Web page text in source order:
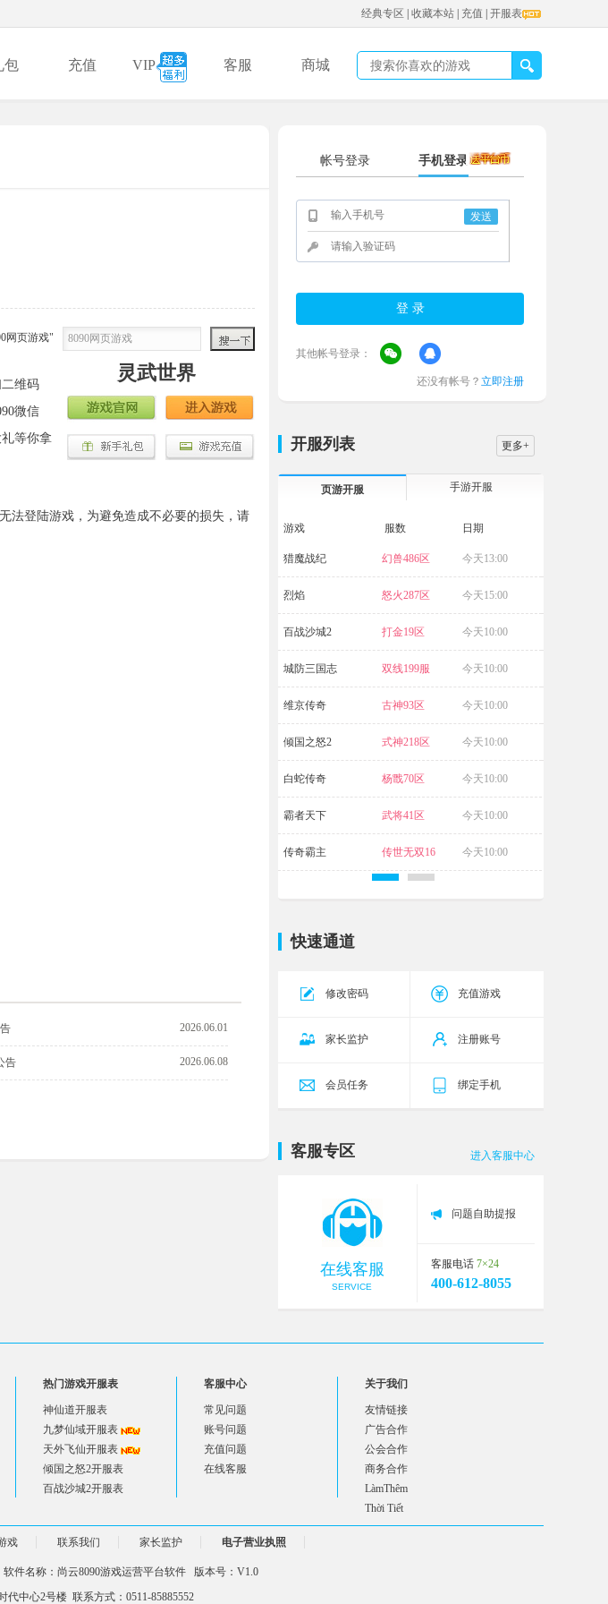
经典专区 收藏本站 充值 开服表
包 充值 VIP 客服 商城
网页游戏"
维码
微信
等你拿
灵武世界
登陆游戏，为避免造成不必要的损失，请
2026.06.01
告 2026.06.08
帐号登录 手机登录
发送
其他帐号登录：
还没有帐号？ 立即注册
开服列表 更多+
页游开服 手游开服
游戏 服数 日期
猎魔战纪 幻兽486区 今天13:00
烈焰 怒火287区 今天15:00
百战沙城2 打金19区 今天10:00
城防三国志 双线199服 今天10:00
维京传奇 古神93区 今天10:00
倾国之怒2 式神218区 今天10:00
白蛇传奇 杨戬70区 今天10:00
霸者天下 武将41区 今天10:00
传奇霸主 传世无双16 今天10:00
快速通道
修改密码 充值游戏
家长监护 注册账号
会员任务 绑定手机
进入客服中心
客服专区
在线客服
SERVICE
问题自助提报
客服电话 7×24
400-612-8055
热门游戏开服表
神仙道开服表
九梦仙域开服表
天外飞仙开服表
倾国之怒2开服表
百战沙城2开服表
客服中心
常见问题
账号问题
充值问题
在线客服
关于我们
友情链接
广告合作
公会合作
商务合作
LàmThêm
Thời Tiết
戏 联系我们 家长监护 电子营业执照
件名称：尚云8090游戏运营平台软件 版本号：V1.0
中心2号楼 联系方式：0511-85885552